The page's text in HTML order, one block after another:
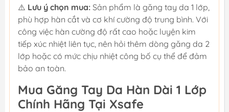
⚠️ Lưu ý chọn mua: Sản phẩm là găng tay da 1 lớp,
phù hợp hàn cắt và cơ khí cường độ trung bình. Với
công việc hàn cường độ rất cao hoặc luyện kim
tiếp xúc nhiệt liên tục, nên hỏi thêm dòng găng da 2
lớp hoặc có mức chịu nhiệt công bố cụ thể để đảm
bảo an toàn.
Mua Găng Tay Da Hàn Dài 1 Lớp
Chính Hãng Tại Xsafe